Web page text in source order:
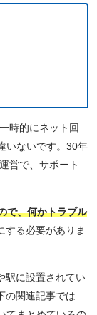
時的にネット回
いないです。30年
営で、サポート
で、何かトラブル
する必要がありま
駅に設置されてい
の関連記事では